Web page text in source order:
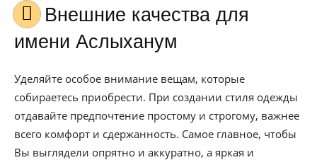
Внешние качества для
имени Аслыханум
Уделяйте особое внимание вещам, которые
собираетесь приобрести. При создании стиля одежды
отдавайте предпочтение простому и строгому, важнее
всего комфорт и сдержанность. Самое главное, чтобы
Вы выглядели опрятно и аккуратно, а яркая и